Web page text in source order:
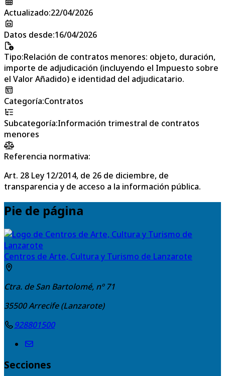
Actualizado:22/04/2026
Datos desde:16/04/2026
Tipo:Relación de contratos menores: objeto, duración,
importe de adjudicación (incluyendo el Impuesto sobre
el Valor Añadido) e identidad del adjudicatario.
Categoría:Contratos
Subcategoría:Información trimestral de contratos
menores
Referencia normativa:
Art. 28 Ley 12/2014, de 26 de diciembre, de
transparencia y de acceso a la información pública.
Pie de página
Centros de Arte, Cultura y Turismo de Lanzarote
Ctra. de San Bartolomé, nº 71
35500Arrecife (Lanzarote)
928801500
Secciones